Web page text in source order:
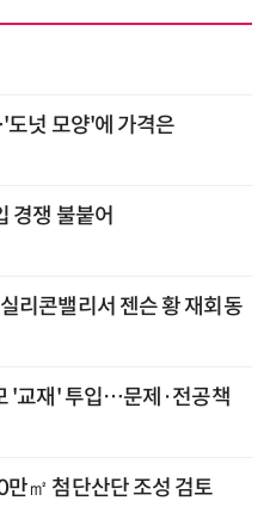
넛 모양'에 가격은
경쟁 불붙어
리콘밸리서 젠슨 황 재회동
'교재' 투입…문제·전공책
㎡ 첨단산단 조성 검토